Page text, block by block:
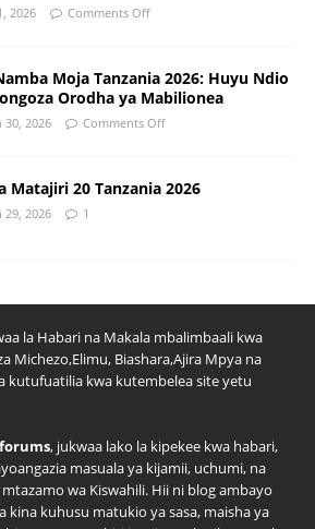
2026 Comments Off
Moja Tanzania 2026: Huyu Ndio
Orodha ya Mabilionea
30, 2026 Comments Off
Matajiri 20 Tanzania 2026
29, 2026 1
la Habari na Makala mbalimbaali kwa
Michezo,Elimu, Biashara,Ajira Mpya na
kutufuatilia kwa kutembelea site yetu
, jukwaa lako la kipekee kwa habari,
masuala ya kijamii, uchumi, na
wa Kiswahili. Hii ni blog ambayo
kina kuhusu matukio ya sasa, maisha ya